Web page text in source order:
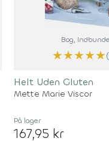
Bog,
★★★★★
Helt Uden Gluten
Mette Marie Viscor
På lager
167,95 kr